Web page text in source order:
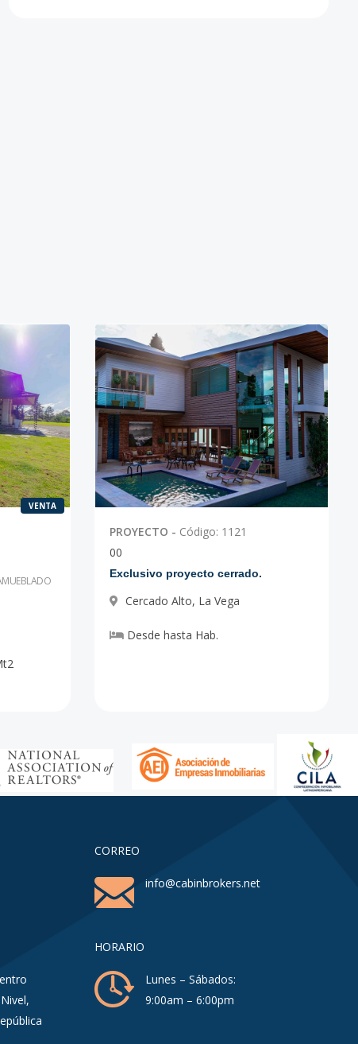
VENTA
PROYECTO - Código: 1121
00
Exclusivo proyecto cerrado.
Cercado Alto, La Vega
Desde hasta Hab.
CORREO
info@cabinbrokers.net
HORARIO
Lunes – Sábados:
9:00am – 6:00pm